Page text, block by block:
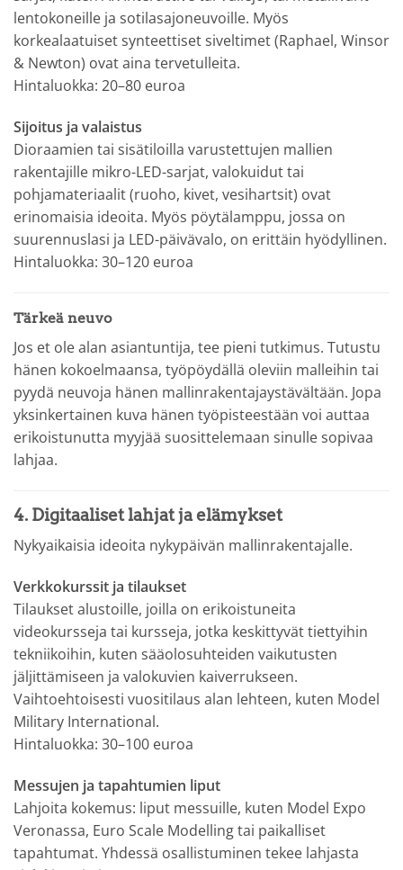
lentokoneille ja sotilasajoneuvoille. Myös
korkealaatuiset synteettiset siveltimet (Raphael, Winsor
& Newton) ovat aina tervetulleita.
Hintaluokka: 20–80 euroa
Sijoitus ja valaistus
Dioraamien tai sisätiloilla varustettujen mallien
rakentajille mikro-LED-sarjat, valokuidut tai
pohjamateriaalit (ruoho, kivet, vesihartsit) ovat
erinomaisia ideoita. Myös pöytälamppu, jossa on
suurennuslasi ja LED-päivävalo, on erittäin hyödyllinen.
Hintaluokka: 30–120 euroa
Tärkeä neuvo
Jos et ole alan asiantuntija, tee pieni tutkimus. Tutustu
hänen kokoelmaansa, työpöydällä oleviin malleihin tai
pyydä neuvoja hänen mallinrakentajaystävältään. Jopa
yksinkertainen kuva hänen työpisteestään voi auttaa
erikoistunutta myyjää suosittelemaan sinulle sopivaa
lahjaa.
4. Digitaaliset lahjat ja elämykset
Nykyaikaisia ideoita nykypäivän mallinrakentajalle.
Verkkokurssit ja tilaukset
Tilaukset alustoille, joilla on erikoistuneita
videokursseja tai kursseja, jotka keskittyvät tiettyihin
tekniikoihin, kuten sääolosuhteiden vaikutusten
jäljittämiseen ja valokuvien kaiverrukseen.
Vaihtoehtoisesti vuositilaus alan lehteen, kuten Model
Military International.
Hintaluokka: 30–100 euroa
Messujen ja tapahtumien liput
Lahjoita kokemus: liput messuille, kuten Model Expo
Veronassa, Euro Scale Modelling tai paikalliset
tapahtumat. Yhdessä osallistuminen tekee lahjasta